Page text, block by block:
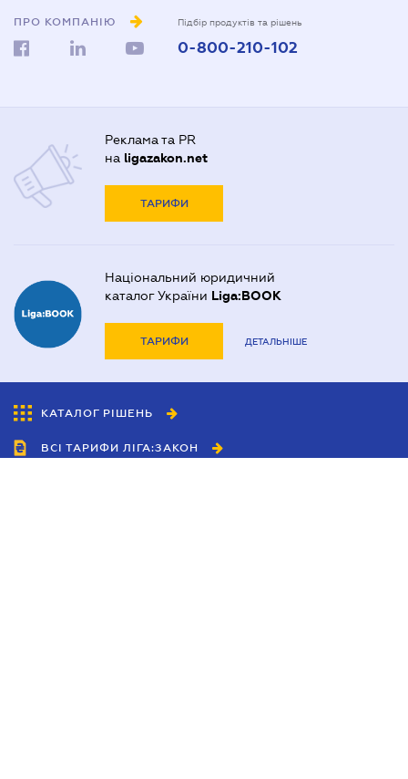
ПРО КОМПАНІЮ Підбір продуктів та рішень
0-800-210-102
Реклама та PR
на ligazakon.net
ТАРИФИ
Національний юридичний
каталог України Liga:BOOK
ТАРИФИ ДЕТАЛЬНІШЕ
КАТАЛОГ РІШЕНЬ
ВСІ ТАРИФИ ЛІГА:ЗАКОН